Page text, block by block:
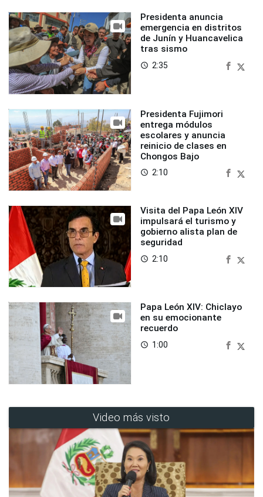
Presidenta anuncia
emergencia en distritos
de Junín y Huancavelica
tras sismo
access_time 2:35
Presidenta Fujimori
entrega módulos
escolares y anuncia
reinicio de clases en
Chongos Bajo
access_time 2:10
Visita del Papa León XIV
impulsará el turismo y
gobierno alista plan de
seguridad
access_time 2:10
Papa León XIV: Chiclayo
en su emocionante
recuerdo
access_time 1:00
Video más visto